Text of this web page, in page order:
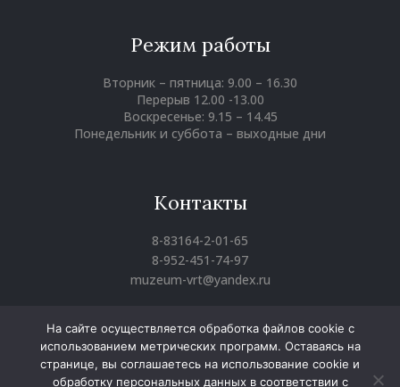
Режим работы
Вторник – пятница: 9.00 – 16.30
Перерыв 12.00 -13.00
Воскресенье: 9.15 – 14.45
Понедельник и суббота – выходные дни
Контакты
8-83164-2-01-65
8-952-451-74-97
muzeum-vrt@yandex.ru
Вконтакте
Однокласники
Youtube
Воротынский районный краеведческий музей
На сайте осуществляется обработка файлов cookie с
использованием метрических программ. Оставаясь на
странице, вы соглашаетесь на использование cookie и
обработку персональных данных в соответствии с